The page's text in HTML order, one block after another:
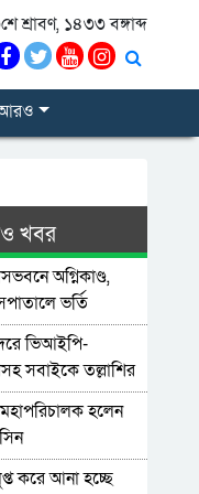
শ্রাবণ, ১৪৩৩ বঙ্গাব্দ
খবর
অগ্নিকাণ্ড,
ভর্তি
হাইকমিশনার
ভিআইপি-
সবাইকে তল্লাশির
হলেন
করে আনা হচ্ছে